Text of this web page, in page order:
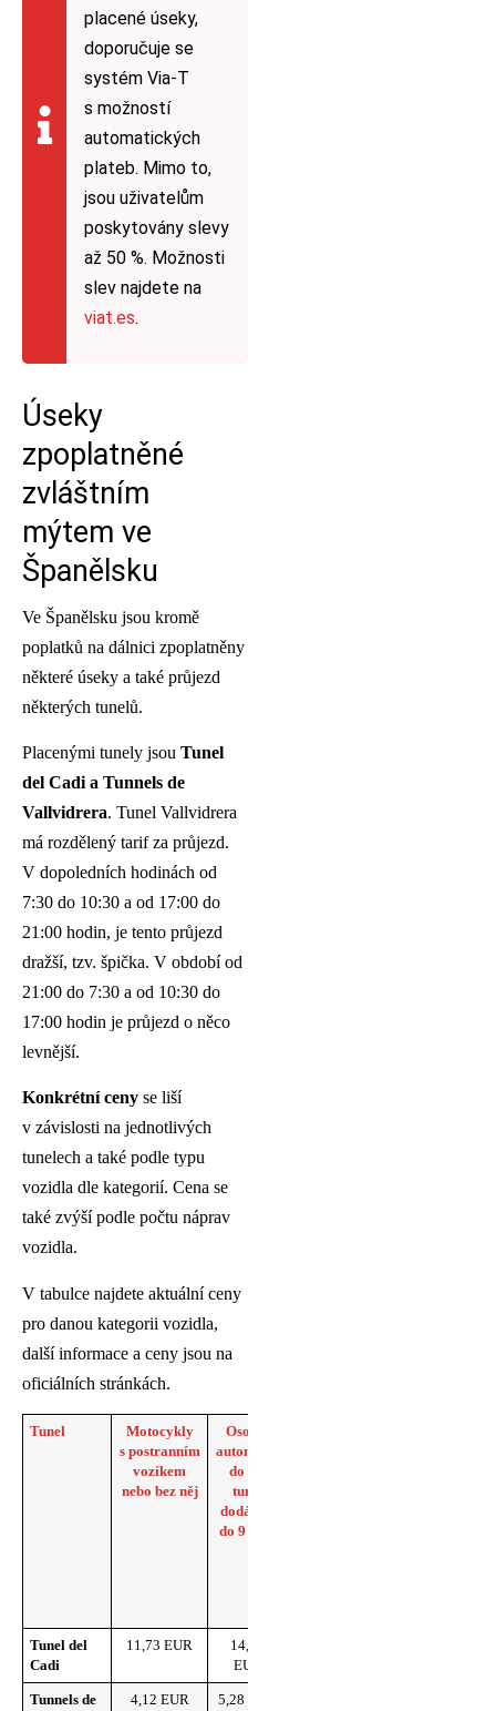
placené úseky,
doporučuje se
systém Via-T
s možností
automatických
plateb. Mimo to,
jsou uživatelům
poskytovány slevy
až 50 %. Možnosti
slev najdete na
viat.es.
Úseky
zpoplatněné
zvláštním
mýtem ve
Španělsku
Ve Španělsku jsou kromě
poplatků na dálnici zpoplatněny
některé úseky a také průjezd
některých tunelů.
Placenými tunely jsou Tunel
del Cadi a Tunnels de
Vallvidrera. Tunel Vallvidrera
má rozdělený tarif za průjezd.
V dopoledních hodinách od
7:30 do 10:30 a od 17:00 do
21:00 hodin, je tento průjezd
dražší, tzv. špička. V období od
21:00 do 7:30 a od 10:30 do
17:00 hodin je průjezd o něco
levnější.
Konkrétní ceny se liší
v závislosti na jednotlivých
tunelech a také podle typu
vozidla dle kategorií. Cena se
také zvýší podle počtu náprav
vozidla.
V tabulce najdete aktuální ceny
pro danou kategorii vozidla,
další informace a ceny jsou na
oficiálních stránkách.
Tunel
Motocykly
s postranním
vozíkem
nebo bez něj
Osobní
automobil
do 3,5
tuny,
dodávky
do 9 míst
Tunel del
Cadi
11,73 EUR
14,56
EUR
Tunnels de
4,12 EUR 5,28 EUR